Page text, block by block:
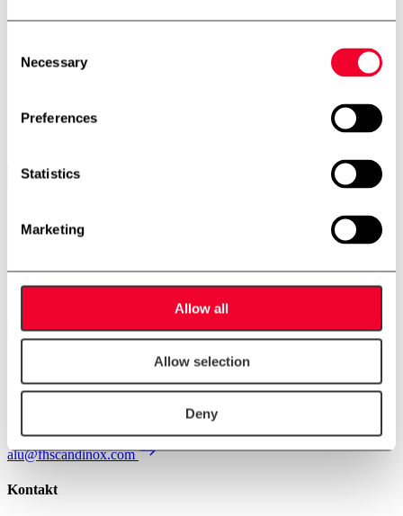
Selection
Necessary
Preferences
Statistics
Marketing
Allow all
Allow selection
Deny
Vasketunnel
10-0026
Skriv til os
alu@fhscandinox.com
Kontakt